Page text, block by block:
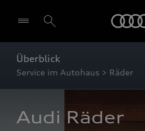
Überblick
Service im Autohaus > Räder
Audi Räder